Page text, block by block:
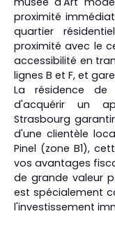
proximité
quartier
proximité avec le
accessibilité en
lignes B et F, et
La résidence
d'acquérir un
Strasbourg
d'une clientèle
Pinel (zone B1),
vos avantages
de grande valeur
est spécialement
l'investissement